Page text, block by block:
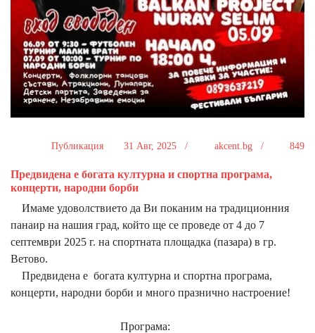
Публикация 31 Авг, 2025 / akcent.bg / 849
Предвидена е богата културна и спортна програма,
концерти, народни борби
Имаме удоволствието да Ви поканим на традиционния
панаир на нашия град, който ще се проведе от 4 до 7
септември 2025 г. на спортната площадка (пазара) в гр.
Ветово.
Предвидена е богата културна и спортна програма,
концерти, народни борби и много празнично настроение!
Програма: